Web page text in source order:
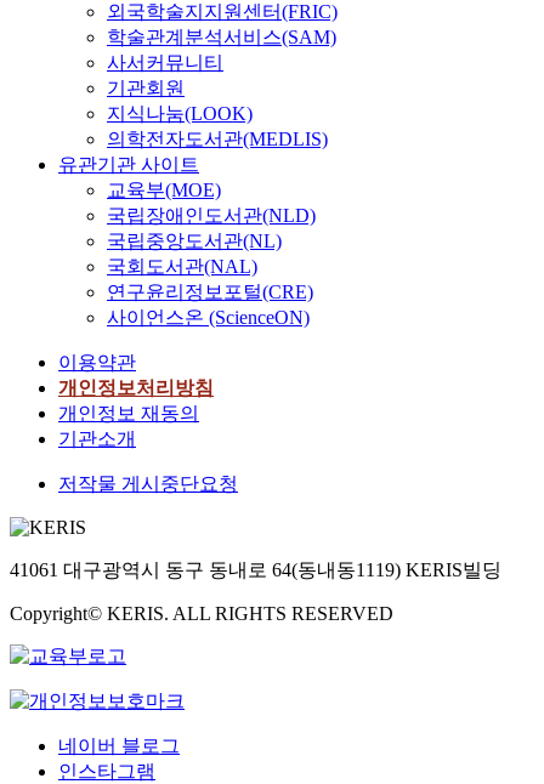
외국학술지지원센터(FRIC)
학술관계분석서비스(SAM)
사서커뮤니티
기관회원
지식나눔(LOOK)
의학전자도서관(MEDLIS)
유관기관 사이트
교육부(MOE)
국립장애인도서관(NLD)
국립중앙도서관(NL)
국회도서관(NAL)
연구윤리정보포털(CRE)
사이언스온 (ScienceON)
이용약관
개인정보처리방침
개인정보 재동의
기관소개
저작물 게시중단요청
41061 대구광역시 동구 동내로 64(동내동1119) KERIS빌딩
Copyright© KERIS. ALL RIGHTS RESERVED
네이버 블로그
인스타그램